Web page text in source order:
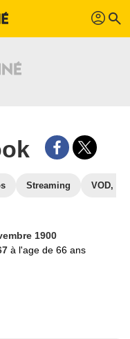
profil search
Streaming VOD,
1900
à l'age de 66 ans